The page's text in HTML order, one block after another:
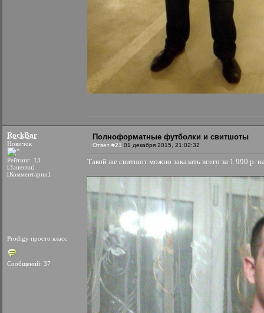
RockBar
Новичок
Рейтинг: 13
[Заценки]
[Комментарии]
Prodigy просто класс
Сообщений: 37
Полноформатные футболки и свитшоты
Ответ #21 01 декабря 2015, 21:02:32
Такой же свитшот можно заказать всего за 1 990 р.